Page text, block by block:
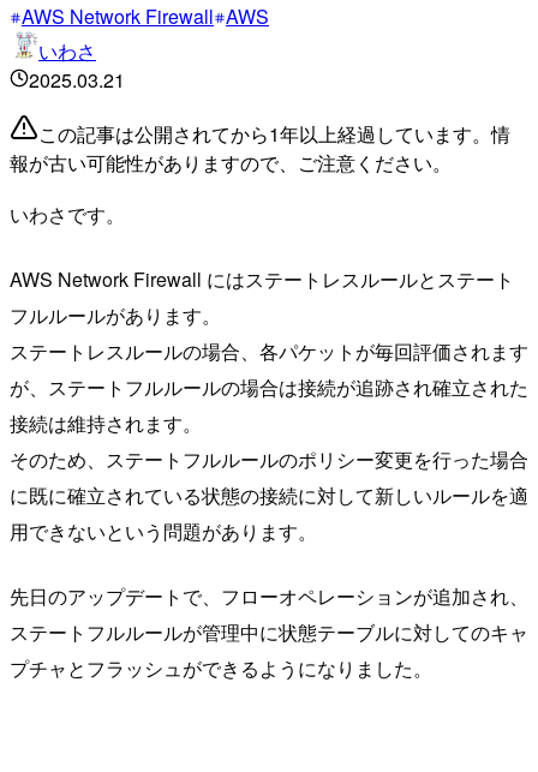
AWS Network Firewall AWS
いわさ
2025.03.21
この記事は公開されてから1年以上経過しています。情
報が古い可能性がありますので、ご注意ください。
いわさです。
AWS Network Firewall にはステートレスルールとステート
フルルールがあります。
ステートレスルールの場合、各パケットが毎回評価されます
が、ステートフルルールの場合は接続が追跡され確立された
接続は維持されます。
そのため、ステートフルルールのポリシー変更を行った場合
に既に確立されている状態の接続に対して新しいルールを適
用できないという問題があります。
先日のアップデートで、フローオペレーションが追加され、
ステートフルルールが管理中に状態テーブルに対してのキャ
プチャとフラッシュができるようになりました。